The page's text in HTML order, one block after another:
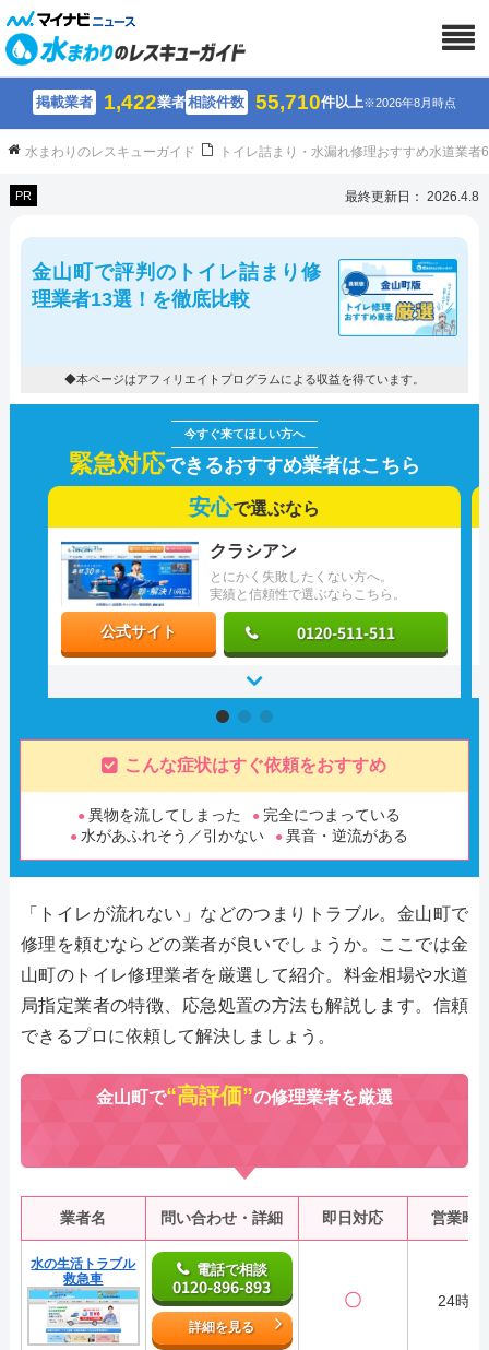
掲載業者 1,422業者相談件数 55,710件以上※2026年8月時点
水まわりのレスキューガイド トイレ詰まり・水漏れ修理おすすめ水道業
PR 最終更新日： 2026.4.8
金山町で評判のトイレ詰まり修
理業者13選！を徹底比較
◆本ページはアフィリエイトプログラムによる収益を得ています。
緊急対応できるおすすめ業者はこちら
安心で選ぶなら
とにかく失敗したくない方へ。
実績と信頼性で選ぶならこちら。
クラシアン
公式サイト 0120-511-511
こんな症状はすぐ依頼をおすすめ
異物を流してしまった
完全につまっている
水があふれそう／引かない
異音・逆流がある
「トイレが流れない」などのつまりトラブル。金山町で
修理を頼むならどの業者が良いでしょうか。ここでは金
山町のトイレ修理業者を厳選して紹介。料金相場や水道
局指定業者の特徴、応急処置の方法も解説します。信頼
できるプロに依頼して解決しましょう。
金山町で“高評価”の修理業者を厳選
業者名 問い合わせ・詳細 即日対応 営業時
水の生活トラブル
救急車
電話で相談
0120-896-893
詳細を見る
〇 24時間